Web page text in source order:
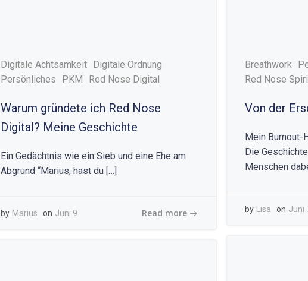
Digitale Achtsamkeit Digitale Ordnung
Persönliches
PKM Red Nose Digital
Warum gründete ich Red Nose
Digital? Meine Geschichte
Ein Gedächtnis wie ein Sieb und eine Ehe am
Abgrund “Marius, hast du […]
by Marius on Juni 9 Read more
Breathwork
Red Nose
Von der
Mein Burnout-
Die
Menschen
by Lisa on Juni